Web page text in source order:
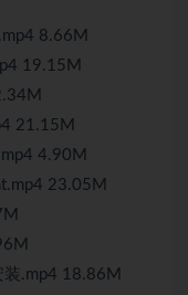
8.66M
19.15M
21.15M
4.90M
23.05M
.mp4 18.86M